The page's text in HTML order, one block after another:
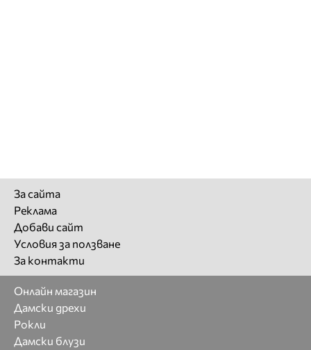
За сайта
Реклама
Добави сайт
Условия за ползване
За контакти
Онлайн магазин
Дамски дрехи
Рокли
Дамски блузи